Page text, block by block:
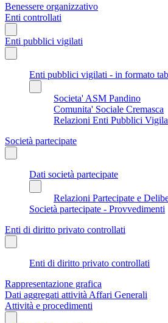
Benessere organizzativo
Enti controllati
Enti pubblici vigilati
Enti pubblici vigilati - in formato
Societa' ASM Pandino
Comunita' Sociale Cremasca
Relazioni Enti Pubblici
Società partecipate
Dati società partecipate
Relazioni Partecipate e
Società partecipate - Provvedimenti
Enti di diritto privato controllati
Enti di diritto privato controllati
Rappresentazione grafica
Dati aggregati attività Affari Generali
Attività e procedimenti